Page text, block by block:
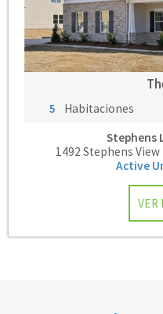
5 Habitaciones
Stephens
1492 Stephens
Active
VER